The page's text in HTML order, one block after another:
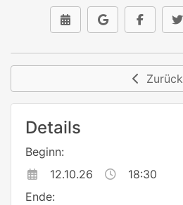
Zurück
Details
Beginn:
12.10.26
18:30
Ende: